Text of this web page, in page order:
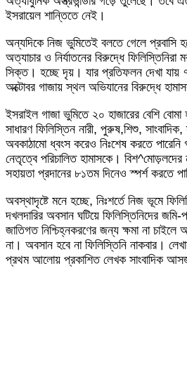
ইসরায়েল শান্তিতে নেই।
অন্যদিকে নিজ ভুমিতেই বলতে গেলে প্রবাসি
অত্যাচার ও নির্যাতনের বিরুদ্ধে
সিক্ত। হচ্ছে দৃয়। যার প্রতিফলন দেখা যায়
অক্টোবর গাজায় স্থল অভিযানের বিরুদ্ধে
ইসরাইল গাজা ভুমিতে ২০ হাজারের বেশি বোমা
সাধারণ ফিলিস্তিন নারী, পুরুষ,শিশু, সাংবাদিক,
অবকাঠামো ধ্বংস করেও নিঃশেষ করতে পারেনি
নেতৃত্বে পরিচালিত হামাসকে।
সহায়তা প্রদানের ৮১তম দিনেও স্পর্শ করতে
অবস্থাদৃষ্টে মনে হচ্ছে, নিঃশর্তে নিজ ভূমে
দখলদারির অবসান ঘটিয়ে ফিলিস্তিনিদের জমি-
জাতিগত নিশ্চি‎হ্নকরণের জন্য ক্ষমা না
না। অবসান হবে না ফিলিস্তিনি নাকবার।
প্রথম আলোয় প্রকাশিত লেখক সাংবাদিক